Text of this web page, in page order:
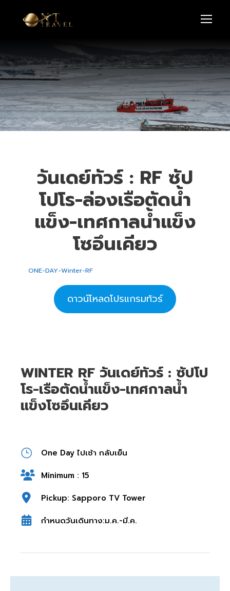
วันเดย์ทัวร์ : RF ซัป
โปโร-ล่องเรือตัดน้ำ
แข็ง-เทศกาลน้ำแข็ง
โซอึนเคียว
ONE-DAY-Winter-RF
ดาวน์โหลดโปรแกรมทัวร์
WINTER RF วันเดย์ทัวร์ : ซัปโป
โร-เรือตัดน้ำแข็ง-เทศกาลน้ำ
แข็งโซอึนเคียว
One Day ไปเช้า กลับเย็น
Minimum : 15
Pickup: Sapporo TV Tower
กำหนดวันเดินทาง:ม.ค.-มี.ค.